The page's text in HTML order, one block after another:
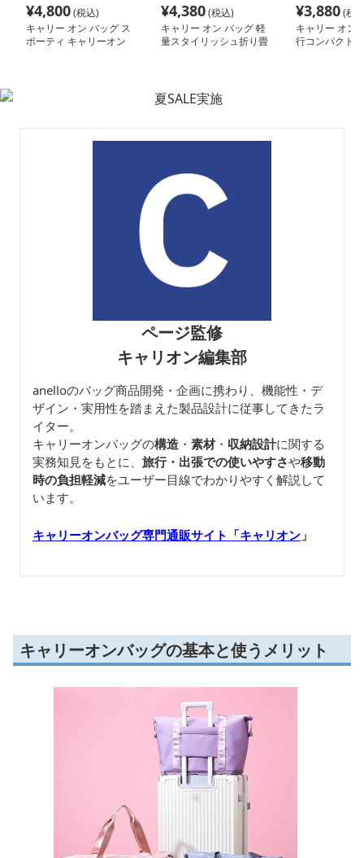
¥4,800(税込)
キャリー オン バッグ ス
ポーティ キャリーオン
¥4,380(税込)
キャリー オン バッグ 軽
量スタイリッシュ折り畳
¥3,880(税
キャリー オン
行コンパクト
ページ監修
キャリオン編集部
anelloのバッグ商品開発・企画に携わり、機能性・デ
ザイン・実用性を踏まえた製品設計に従事してきたラ
イター。
キャリーオンバッグの構造 ・ 素材・ 収納設計に関する
実務知見をもとに、 旅行・出張での使いやすさや移動
時の負担軽減をユーザー目線でわかりやすく解説して
います。
キャリーオンバッグ専門通販サイト「キャリオン 」
キャリーオンバッグの基本と使うメリット